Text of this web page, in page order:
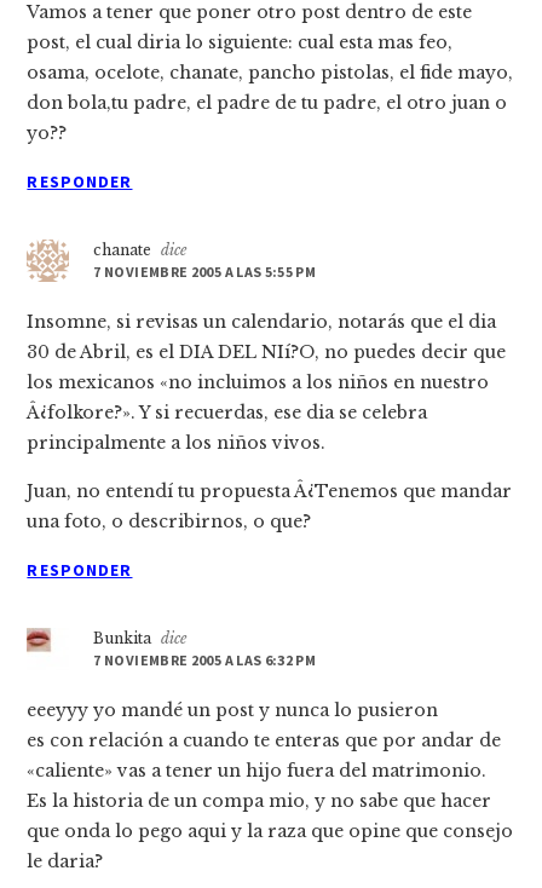
Vamos a tener que poner otro post dentro de este
post, el cual diria lo siguiente: cual esta mas feo,
osama, ocelote, chanate, pancho pistolas, el fide mayo,
don bola,tu padre, el padre de tu padre, el otro juan o
yo??
RESPONDER
chanate
dice
7 NOVIEMBRE 2005 A LAS 5:55 PM
Insomne, si revisas un calendario, notarás que el dia
30 de Abril, es el DIA DEL NIí?O, no puedes decir que
los mexicanos «no incluimos a los niños en nuestro
Â¿folkore?». Y si recuerdas, ese dia se celebra
principalmente a los niños vivos.
Juan, no entendí­ tu propuesta Â¿Tenemos que mandar
una foto, o describirnos, o que?
RESPONDER
Bunkita dice
7 NOVIEMBRE 2005 A LAS 6:32 PM
eeeyyy yo mandé un post y nunca lo pusieron
es con relación a cuando te enteras que por andar de
«caliente» vas a tener un hijo fuera del matrimonio.
Es la historia de un compa mio, y no sabe que hacer
que onda lo pego aqui y la raza que opine que consejo
le daria?